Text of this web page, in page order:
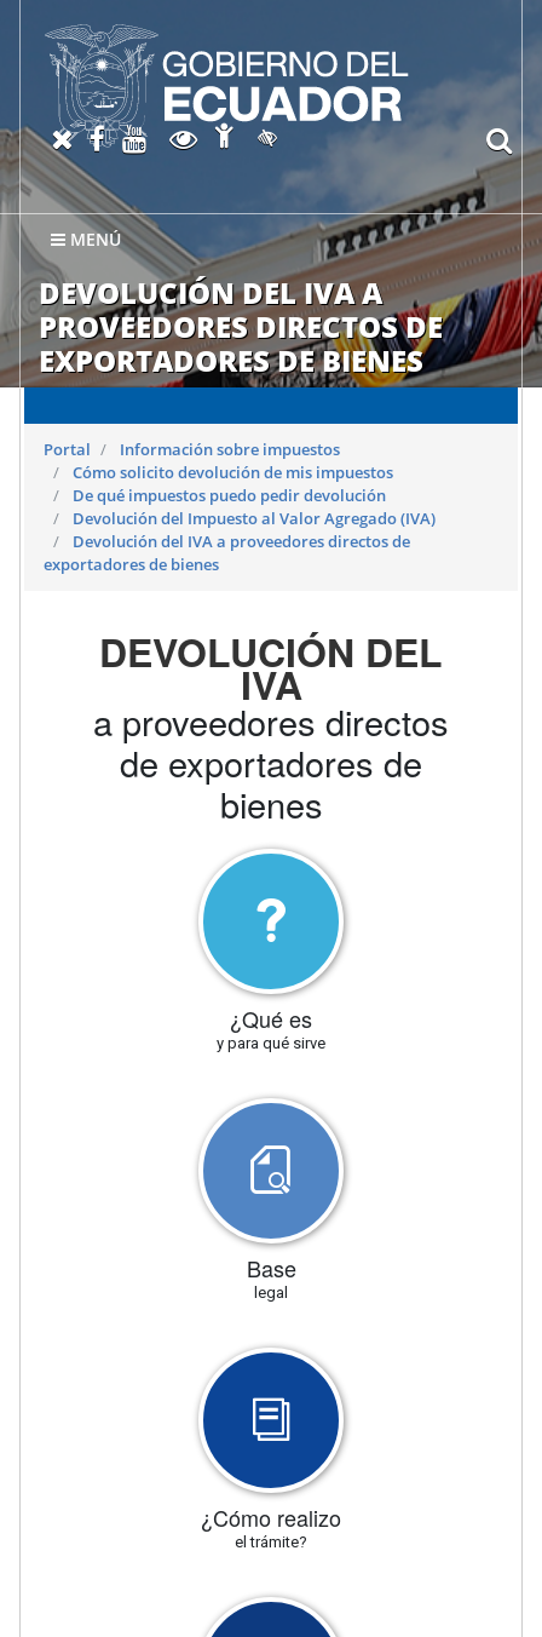
MENÚ
DEVOLUCIÓN DEL IVA A
PROVEEDORES DIRECTOS DE
EXPORTADORES DE BIENES
X oficial del SRI
Facebook oficial SRI
Canal del SRI en YouTube
Abrir página de
Abrir página de
Activar/quitar contraste
Portal
Información sobre impuestos
Cómo solicito devolución de mis impuestos
De qué impuestos puedo pedir devolución
Devolución del Impuesto al Valor Agregado (IVA)
Devolución del IVA a proveedores directos de
exportadores de bienes
DEVOLUCIÓN DEL
IVA
a proveedores directos
de exportadores de
bienes
¿Qué es
y para qué sirve
Base
legal
¿Cómo realizo
el trámite?